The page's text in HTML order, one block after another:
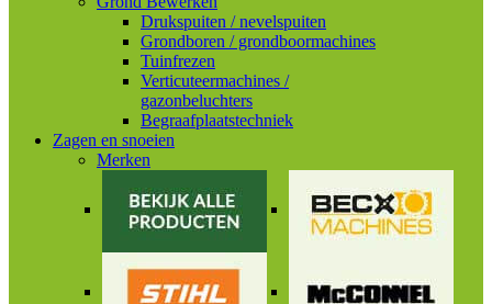
Drukspuiten / nevelspuiten
Grondboren / grondboormachines
Tuinfrezen
Verticuteermachines /
gazonbeluchters
Begraafplaatstechniek
Zagen en snoeien
Merken